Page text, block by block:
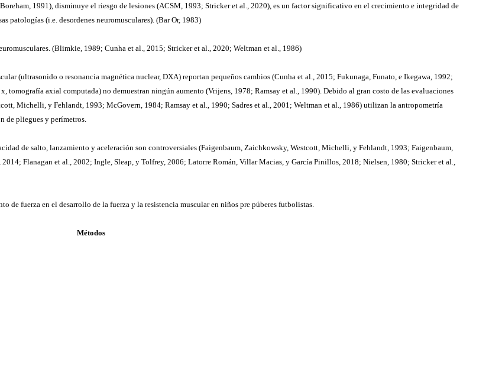
1991), disminuye el riesgo de lesiones (ACSM, 1993; Stricker et al., 2020), es un factor significativo en el crecimiento e integridad de
patologías (i.e. desordenes neuromusculares). (Bar Or, 1983)
(Blimkie, 1989; Cunha et al., 2015; Stricker et al., 2020; Weltman et al., 1986)
(ultrasonido o resonancia magnética nuclear, DXA) reportan pequeños cambios (Cunha et al., 2015; Fukunaga, Funato, e Ikegawa, 1992;
tomografía axial computada) no demuestran ningún aumento (Vrijens, 1978; Ramsay et al., 1990). Debido al gran costo de las evaluaciones
Michelli, y Fehlandt, 1993; McGovern, 1984; Ramsay et al., 1990; Sadres et al., 2001; Weltman et al., 1986) utilizan la antropometría
de pliegues y perímetros.
de salto, lanzamiento y aceleración son controversiales (Faigenbaum, Zaichkowsky, Westcott, Michelli, y Fehlandt, 1993; Faigenbaum,
Flanagan et al., 2002; Ingle, Sleap, y Tolfrey, 2006; Latorre Román, Villar Macias, y García Pinillos, 2018; Nielsen, 1980; Stricker et al.,
fuerza en el desarrollo de la fuerza y la resistencia muscular en niños pre púberes futbolistas.
Métodos